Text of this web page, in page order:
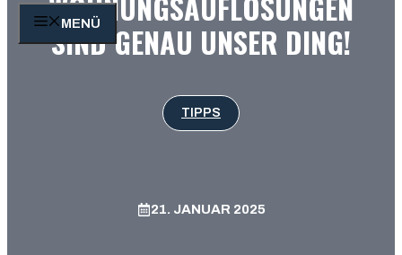
MENÜ
SIND GENAU UNSER DING!
TIPPS
21. JANUAR 2025